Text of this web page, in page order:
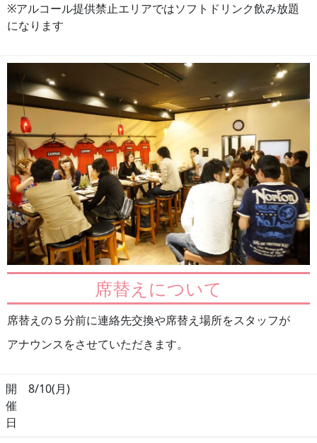
※アルコール提供禁止エリアではソフトドリンク飲み放題
になります
席替えについて
席替えの５分前に連絡先交換や席替え場所をスタッフが
アナウンスをさせていただきます。
開
催
日
8/10(月)